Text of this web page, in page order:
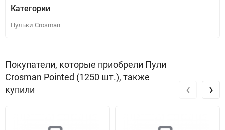
Категории
Пульки Crosman
Покупатели, которые приобрели Пули
Crosman Pointed (1250 шт.), также
купили
‹ ›